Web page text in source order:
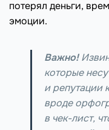
потерял деньги,
эмоции.
Важно!
которые
и репутации
вроде
в чек-лист,